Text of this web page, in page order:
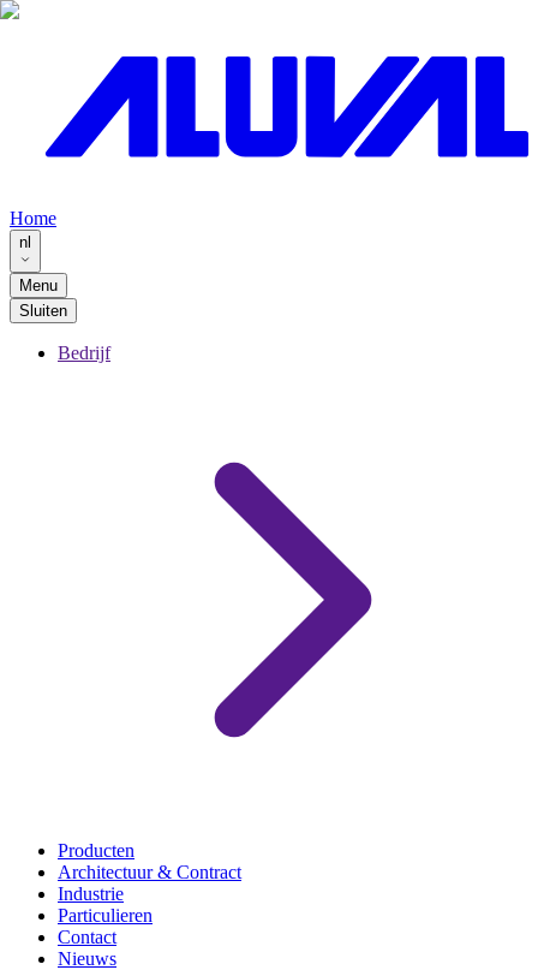
Home
nl
Menu
Sluiten
Bedrijf
Producten
Architectuur & Contract
Industrie
Particulieren
Contact
Nieuws